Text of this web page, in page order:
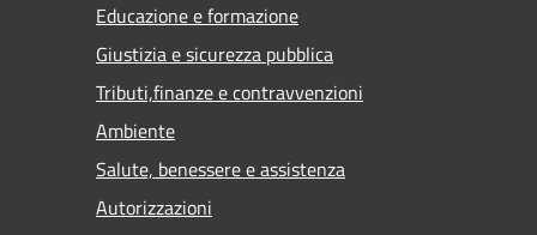
Educazione e formazione
Giustizia e sicurezza pubblica
Tributi,finanze e contravvenzioni
Ambiente
Salute, benessere e assistenza
Autorizzazioni